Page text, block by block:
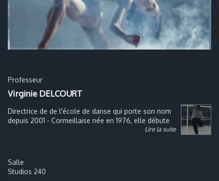
Professeur
Virginie DELCOURT
Directrice de de l'école de danse qui porte son nom
depuis 2001 - Cormeillaise née en 1976, elle débute
la danse à l'âge de 6 ans (à Cormeilles) et se
l'Espace Pleïade (technique Matt Mattox) puis au
Centre des arts vivants à Paris, elle obtient le
diplôme d'état de professeur de danse Jazz en 2000,
Lire la suite
Salle
Studios 240